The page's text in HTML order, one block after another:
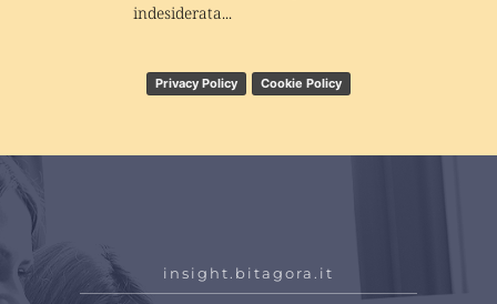
indesiderata...
Privacy Policy Cookie Policy
insight.bitagora.it